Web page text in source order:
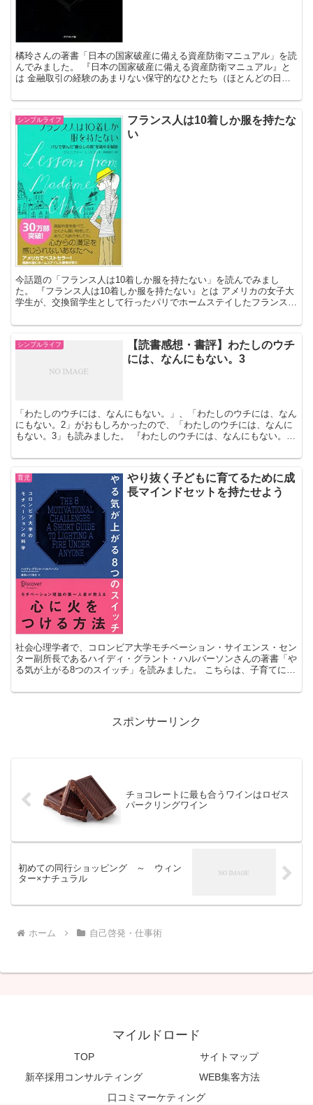
橘玲さんの著書「日本の国家破産に備える資産防衛マニュアル」を読
んでみました。 『日本の国家破産に備える資産防衛マニュアル』と
は 金融取引の経験のあまりない保守的なひとたち（ほとんどの日本
シンプルライフ
フランス人は10着しか服を持たな
い
今話題の「フランス人は10着しか服を持たない」を読んでみまし
た。 『フランス人は10着しか服を持たない』とは アメリカの女子大
学生が、交換留学生として行ったパリでホームステイしたフランス人
シンプルライフ
【読書感想・書評】わたしのウチ
には、なんにもない。3
「わたしのウチには、なんにもない。」、「わたしのウチには、なん
にもない。2」がおもしろかったので、「わたしのウチには、なんに
もない。3」も読みました。 『わたしのウチには、なんにもない。
育児
やり抜く子どもに育てるために成
長マインドセットを持たせよう
社会心理学者で、コロンビア大学モチベーション・サイエンス・セン
ター副所長であるハイディ・グラント・ハルバーソンさんの著書「や
る気が上がる8つのスイッチ」を読みました。 こちらは、子育てにも
スポンサーリンク
チョコレートに最も合うワインはロゼス
パークリングワイン
初めての同行ショッピング ～ ウィン
ター×ナチュラル
ホーム 自己啓発・仕事術
マイルドロード
TOP
サイトマップ
新卒採用コンサルティング
WEB集客方法
口コミマーケティング